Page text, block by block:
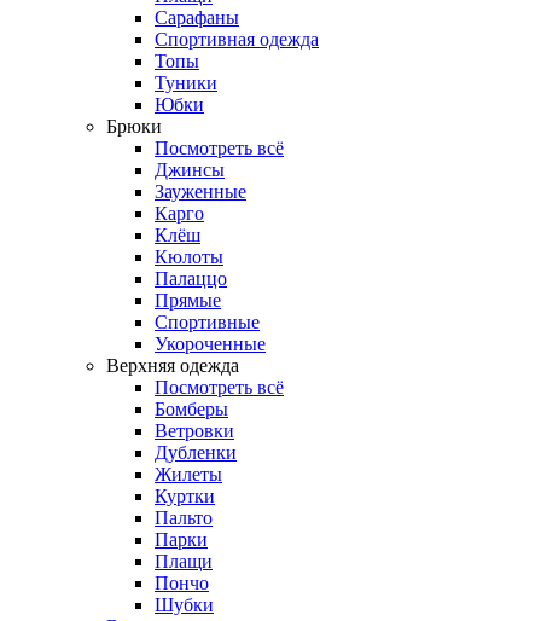
Сарафаны
Спортивная одежда
Топы
Туники
Юбки
Брюки
Посмотреть всё
Джинсы
Зауженные
Карго
Клёш
Кюлоты
Палаццо
Прямые
Спортивные
Укороченные
Верхняя одежда
Посмотреть всё
Бомберы
Ветровки
Дубленки
Жилеты
Куртки
Пальто
Парки
Плащи
Пончо
Шубки